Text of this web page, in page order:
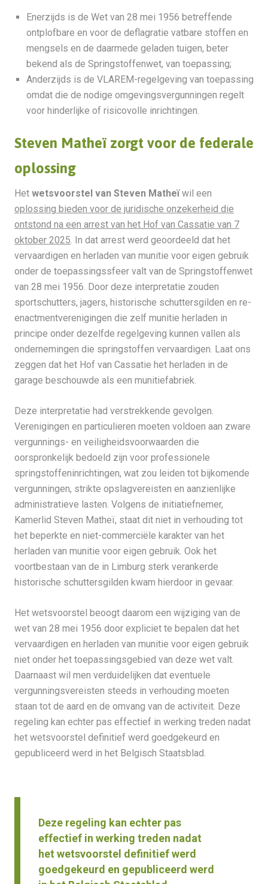
Enerzijds is de Wet van 28 mei 1956 betreffende
ontplofbare en voor de deflagratie vatbare stoffen en
mengsels en de daarmede geladen tuigen, beter
bekend als de Springstoffenwet, van toepassing;
Anderzijds is de VLAREM-regelgeving van toepassing
omdat die de nodige omgevingsvergunningen regelt
voor hinderlijke of risicovolle inrichtingen.
Steven Matheï zorgt voor de federale
oplossing
Het wetsvoorstel van Steven Matheïwil een
oplossing bieden voor de juridische onzekerheid die
ontstond na een arrest van het Hof van Cassatie van 7
oktober 2025. In dat arrest werd geoordeeld dat het
vervaardigen en herladen van munitie voor eigen gebruik
onder de toepassingssfeer valt van de Springstoffenwet
van 28 mei 1956. Door deze interpretatie zouden
sportschutters, jagers, historische schuttersgilden en re-
enactmentverenigingen die zelf munitie herladen in
principe onder dezelfde regelgeving kunnen vallen als
ondernemingen die springstoffen vervaardigen. Laat ons
zeggen dat het Hof van Cassatie het herladen in de
garage beschouwde als een munitiefabriek.
Deze interpretatie had verstrekkende gevolgen.
Verenigingen en particulieren moeten voldoen aan zware
vergunnings- en veiligheidsvoorwaarden die
oorspronkelijk bedoeld zijn voor professionele
springstoffeninrichtingen, wat zou leiden tot bijkomende
vergunningen, strikte opslagvereisten en aanzienlijke
administratieve lasten. Volgens de initiatiefnemer,
Kamerlid Steven Matheï, staat dit niet in verhouding tot
het beperkte en niet-commerciële karakter van het
herladen van munitie voor eigen gebruik. Ook het
voortbestaan van de in Limburg sterk verankerde
historische schuttersgilden kwam hierdoor in gevaar.
Het wetsvoorstel beoogt daarom een wijziging van de
wet van 28 mei 1956 door expliciet te bepalen dat het
vervaardigen en herladen van munitie voor eigen gebruik
niet onder het toepassingsgebied van deze wet valt.
Daarnaast wil men verduidelijken dat eventuele
vergunningsvereisten steeds in verhouding moeten
staan tot de aard en de omvang van de activiteit. Deze
regeling kan echter pas effectief in werking treden nadat
het wetsvoorstel definitief werd goedgekeurd en
gepubliceerd werd in het Belgisch Staatsblad.
Deze regeling kan echter pas
effectief in werking treden nadat
het wetsvoorstel definitief werd
goedgekeurd en gepubliceerd werd